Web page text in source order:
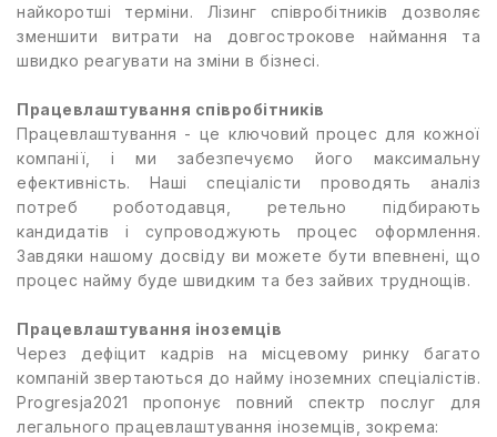
найкоротші терміни. Лізинг співробітників дозволяє
зменшити витрати на довгострокове наймання та
швидко реагувати на зміни в бізнесі.
Працевлаштування співробітників
Працевлаштування - це ключовий процес для кожної
компанії, і ми забезпечуємо його максимальну
ефективність. Наші спеціалісти проводять аналіз
потреб роботодавця, ретельно підбирають
кандидатів і супроводжують процес оформлення.
Завдяки нашому досвіду ви можете бути впевнені, що
процес найму буде швидким та без зайвих труднощів.
Працевлаштування іноземців
Через дефіцит кадрів на місцевому ринку багато
компаній звертаються до найму іноземних спеціалістів.
Progresja2021 пропонує повний спектр послуг для
легального працевлаштування іноземців, зокрема: